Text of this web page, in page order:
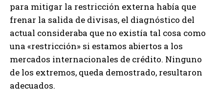
para mitigar la restricción externa había que
frenar la salida de divisas, el diagnóstico del
actual consideraba que no existía tal cosa como
una «restricción» si estamos abiertos a los
mercados internacionales de crédito. Ninguno
de los extremos, queda demostrado, resultaron
adecuados.